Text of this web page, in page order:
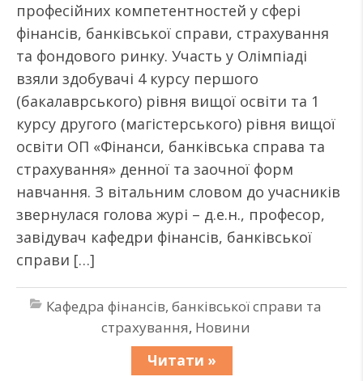
професійних компетентностей у сфері
фінансів, банківської справи, страхування
та фондового ринку. Участь у Олімпіаді
взяли здобувачі 4 курсу першого
(бакалаврського) рівня вищої освіти та 1
курсу другого (магістерського) рівня вищої
освіти ОП «Фінанси, банківська справа та
страхування» денної та заочної форм
навчання. З вітальним словом до учасників
звернулася голова журі – д.е.н., професор,
завідувач кафедри фінансів, банківської
справи […]
Кафедра фінансів, банківської справи та
страхування, Новини
Читати »